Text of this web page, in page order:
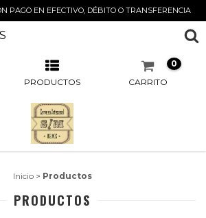
PAGO EN EFECTIVO, DÉBITO O TRANSFERENCIA
PRODUCTOS CARRITO
0
Inicio > Productos
PRODUCTOS